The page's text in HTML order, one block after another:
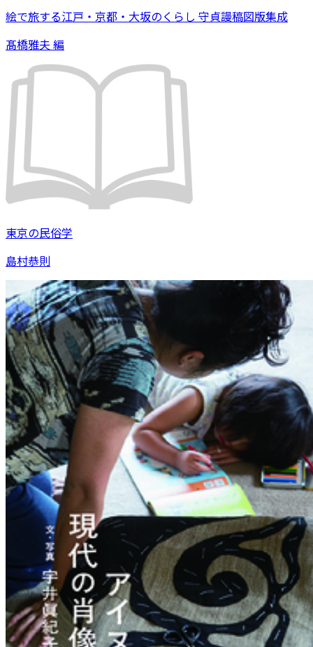
絵で旅する江戸・京都・大坂のくらし 守貞謾稿図版集成
髙橋雅夫 編
東京の民俗学
島村恭則